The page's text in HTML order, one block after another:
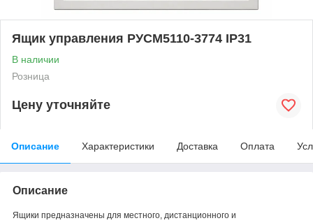
Ящик управления РУСМ5110-3774 IP31
В наличии
Розница
Цену уточняйте
Описание Характеристики Доставка Оплата
Описание
Ящики предназначены для местного, дистанционного и